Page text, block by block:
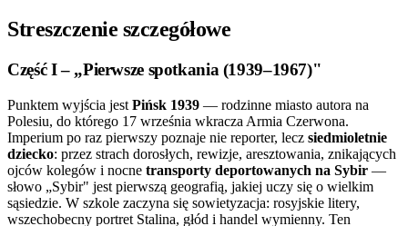
Streszczenie szczegółowe
Część I – „Pierwsze spotkania (1939–1967)"
Punktem wyjścia jest Pińsk 1939 — rodzinne miasto autora na
Polesiu, do którego 17 września wkracza Armia Czerwona.
Imperium po raz pierwszy poznaje nie reporter, lecz siedmioletnie
dziecko: przez strach dorosłych, rewizje, aresztowania, znikających
ojców kolegów i nocne transporty deportowanych na Sybir —
słowo „Sybir" jest pierwszą geografią, jakiej uczy się o wielkim
sąsiedzie. W szkole zaczyna się sowietyzacja: rosyjskie litery,
wszechobecny portret Stalina, głód i handel wymienny. Ten